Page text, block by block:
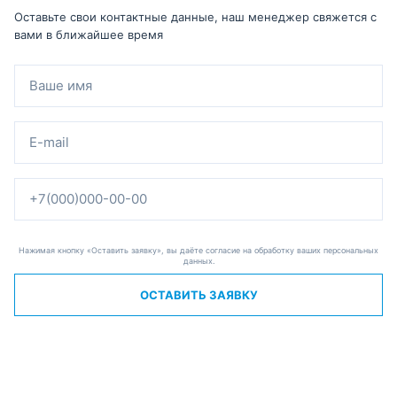
Оставьте свои контактные данные, наш менеджер свяжется с
вами в ближайшее время
Нажимая кнопку «Оставить заявку», вы даёте согласие на обработку ваших персональных
данных.
ОСТАВИТЬ ЗАЯВКУ